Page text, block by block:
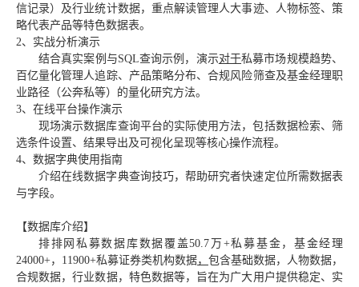
信记录）及行业统计数据，重点解读管理人大事迹、人物标签、策
略代表产品等特色数据表。
2、实战分析演示
结合真实案例与SQL查询示例，演示对于私募市场规模趋势、
百亿量化管理人追踪、产品策略分布、合规风险筛查及基金经理职
业路径（公奔私等）的量化研究方法。
3、在线平台操作演示
现场演示数据库查询平台的实际使用方法，包括数据检索、筛
选条件设置、结果导出及可视化呈现等核心操作流程。
4、数据字典使用指南
介绍在线数据字典查询技巧，帮助研究者快速定位所需数据表
与字段。
【数据库介绍】
排排网私募数据库数据覆盖50.7万+私募基金，基金经理
24000+，11900+私募证券类机构数据， 包含基础数据，人物数据，
合规数据，行业数据，特色数据等，旨在为广大用户提供稳定、实